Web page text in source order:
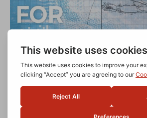
DIGITAL FOR CLINICAL DAYS
L’APPROFONDIMENTO SULLA
IN ITALIA